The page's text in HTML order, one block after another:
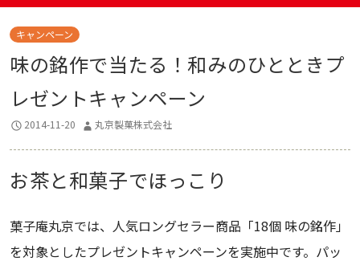
キャンペーン
味の銘作で当たる！和みのひとときプ
レゼントキャンペーン
2014-11-20 丸京製菓株式会社
お茶と和菓子でほっこり
菓子庵丸京では、人気ロングセラー商品「18個 味の銘作」
を対象としたプレゼントキャンペーンを実施中です。パッ